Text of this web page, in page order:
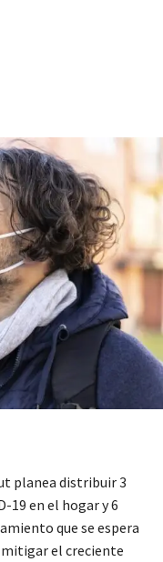
planea distribuir 3
19 en el hogar y 6
que se espera
mitigar el creciente